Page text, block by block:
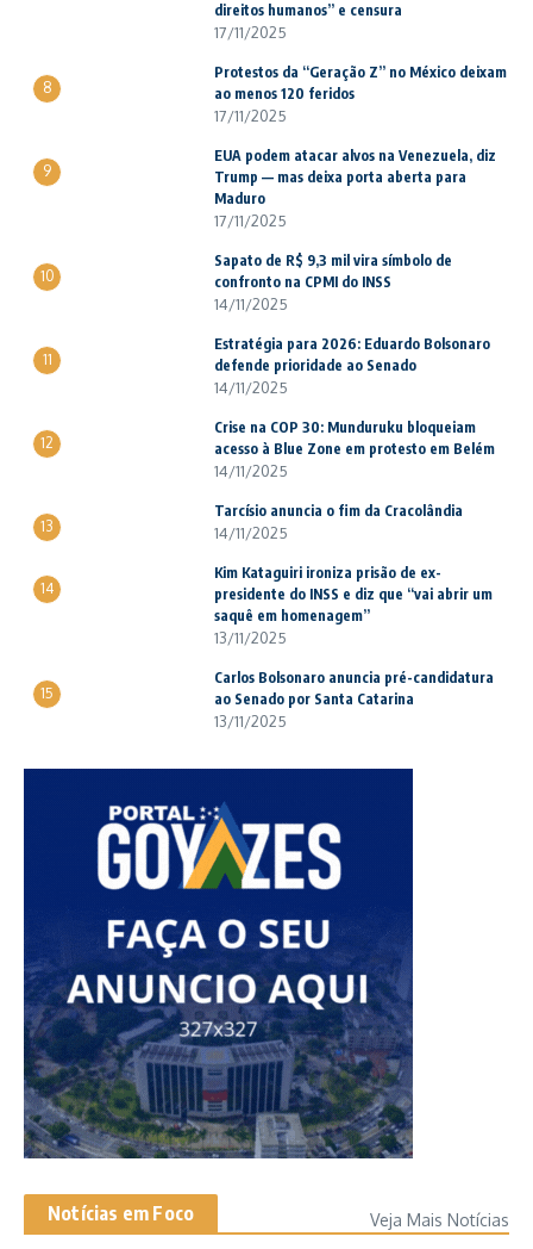
direitos humanos” e censura
17/11/2025
8
Protestos da “Geração Z” no México deixam
ao menos 120 feridos
17/11/2025
9
EUA podem atacar alvos na Venezuela, diz
Trump — mas deixa porta aberta para
Maduro
17/11/2025
10
Sapato de R$ 9,3 mil vira símbolo de
confronto na CPMI do INSS
14/11/2025
11
Estratégia para 2026: Eduardo Bolsonaro
defende prioridade ao Senado
14/11/2025
12
Crise na COP 30: Munduruku bloqueiam
acesso à Blue Zone em protesto em Belém
14/11/2025
13
Tarcísio anuncia o fim da Cracolândia
14/11/2025
14
Kim Kataguiri ironiza prisão de ex-
presidente do INSS e diz que “vai abrir um
saquê em homenagem”
13/11/2025
15
Carlos Bolsonaro anuncia pré-candidatura
ao Senado por Santa Catarina
13/11/2025
Notícias em Foco Veja Mais Notícias